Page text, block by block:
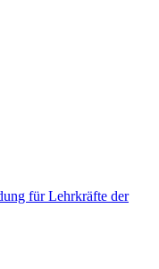
für Lehrkräfte der